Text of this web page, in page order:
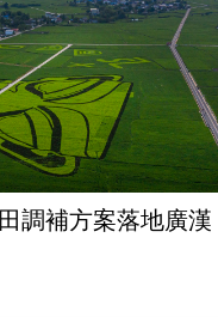
調補方案落地廣漢